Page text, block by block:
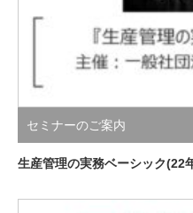
セミナーのご案内
生産管理の実務ベーシック(22